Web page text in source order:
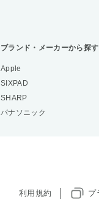
ブランド・メーカーから探す
Apple
SIXPAD
SHARP
パナソニック
利用規約 プ